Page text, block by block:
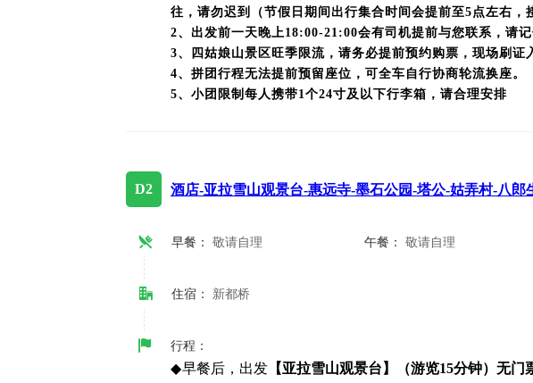
往，请勿迟到（节假日期间出行集合时间会提前至5点左右，
2、出发前一天晚上18:00-21:00会有司机提前与您联系，请
3、四姑娘山景区旺季限流，请务必提前预约购票，现场刷证
4、拼团行程无法提前预留座位，可全车自行协商轮流换座。
5、小团限制每人携带1个24寸及以下行李箱，请合理安排
D2 酒店-亚拉雪山观景台-惠远寺-墨石公园-塔公-姑弄村-八郎
早餐： 敬请自理 午餐： 敬请自理
住宿： 新都桥
行程：
◆早餐后，出发 【亚拉雪山观景台】（游览15分钟）无门